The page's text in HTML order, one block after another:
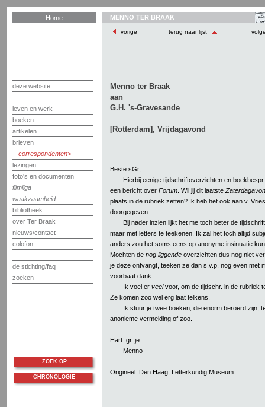
Home
deze website
leven en werk
boeken
artikelen
brieven
correspondenten
lezingen
foto's en documenten
filmliga
waakzaamheid
bibliotheek
over Ter Braak
nieuws/contact
colofon
de stichting/faq
zoeken
MENNO TER BRAAK
vorige terug naar lijst
Menno ter Braak
aan
G.H. 's-Gravesande
[Rotterdam], Vrijdagavond
Beste sGr,
Hierbij eenige tijdschriftoverzichten en
een bericht over Forum . Wil jij dit laatste
plaats in de rubriek zetten? Ik heb het ook aan v.
doorgegeven.
Bij nader inzien lijkt het me toch beter de
maar met letters te teekenen. Ik zal het toch altijd
anders zou het soms eens op anonyme insinuatie
Mochten de nog liggende overzichten dus nog niet
je deze ontvangt, teeken ze dan s.v.p. nog even met
voorbaat dank.
Ik voel er veelvoor, om de tijdschr. in de rubriek
Ze komen zoo wel erg laat telkens.
Ik stuur je twee boeken, die enorm beroerd zijn,
anonieme vermelding of zoo.
Hart. gr. je
Menno
Origineel: Den Haag, Letterkundig Museum
ZOEK OP
CHRONOLOGIE